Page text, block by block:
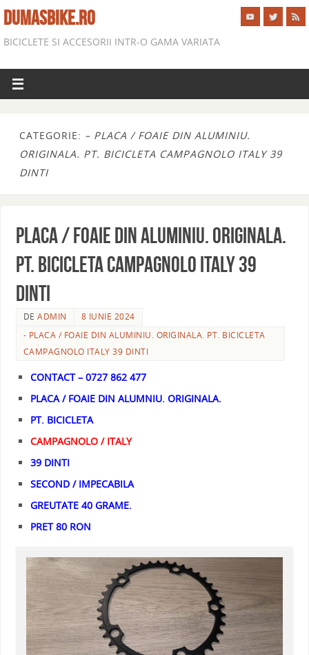
DUMASBIKE.RO
BICICLETE SI ACCESORII INTR-O GAMA VARIATA
CATEGORIE: – PLACA / FOAIE DIN ALUMINIU.
ORIGINALA. PT. BICICLETA CAMPAGNOLO ITALY 39
DINTI
PLACA / FOAIE DIN ALUMINIU. ORIGINALA.
PT. BICICLETA CAMPAGNOLO ITALY 39
DINTI
DEADMIN
8 IUNIE 2024
- PLACA / FOAIE DIN ALUMINIU. ORIGINALA. PT. BICICLETA
CAMPAGNOLO ITALY 39 DINTI
CONTACT – 0727 862 477
PLACA / FOAIE DIN ALUMNIU. ORIGINALA.
PT. BICICLETA
CAMPAGNOLO / ITALY
39 DINTI
SECOND / IMPECABILA
GREUTATE 40 GRAME.
PRET 80 RON